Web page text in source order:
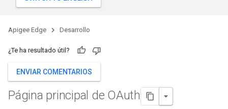
Apigee Edge Desarrollo
¿Te ha resultado útil?
ENVIAR COMENTARIOS
Página principal de OAuth